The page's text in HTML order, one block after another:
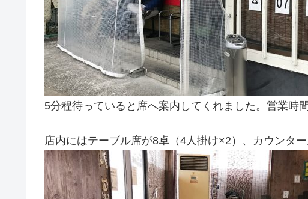
5分程待っていると席へ案内してくれました。営業時
店内にはテーブル席が8卓（4人掛け×2）、カウンタ